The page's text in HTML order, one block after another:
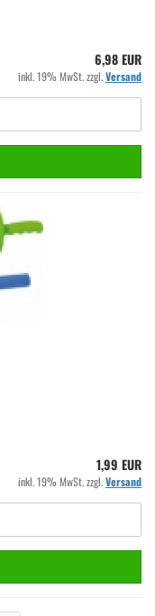
6,98 EUR
inkl. 19% MwSt. zzgl.Versand
1,99 EUR
inkl. 19% MwSt. zzgl.Versand